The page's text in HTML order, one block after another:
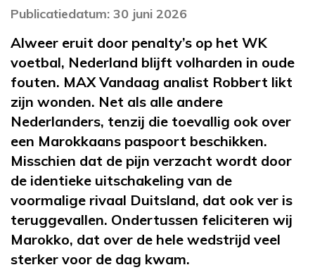
Publicatiedatum: 30 juni 2026
Alweer eruit door penalty’s op het WK
voetbal, Nederland blijft volharden in oude
fouten. MAX Vandaag analist Robbert likt
zijn wonden. Net als alle andere
Nederlanders, tenzij die toevallig ook over
een Marokkaans paspoort beschikken.
Misschien dat de pijn verzacht wordt door
de identieke uitschakeling van de
voormalige rivaal Duitsland, dat ook ver is
teruggevallen. Ondertussen feliciteren wij
Marokko, dat over de hele wedstrijd veel
sterker voor de dag kwam.